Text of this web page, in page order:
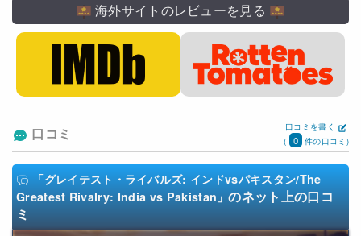
海外サイトのレビューを見る
口コミ
口コミを書く
(
0 件の口コミ)
「グレイテスト・ライバルズ: インドvsパキスタン/The
Greatest Rivalry: India vs Pakistan」のネット上の口コ
ミ